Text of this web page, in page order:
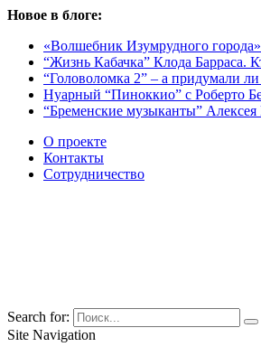
Новое в блоге:
«Волшебник Изумрудного
“Жизнь Кабачка” Клода Барраса.
“Головоломка 2” – а придумали
Нуарный “Пиноккио” с Роберто
“Бременские музыканты”
О проекте
Контакты
Сотрудничество
Search for:
Site Navigation